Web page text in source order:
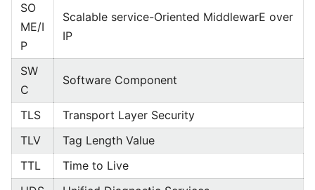
SO
ME/I
P
Scalable service-Oriented MiddlewarE over
IP
SW
C
Software Component
TLS
Transport Layer Security
TLV
Tag Length Value
TTL
Time to Live